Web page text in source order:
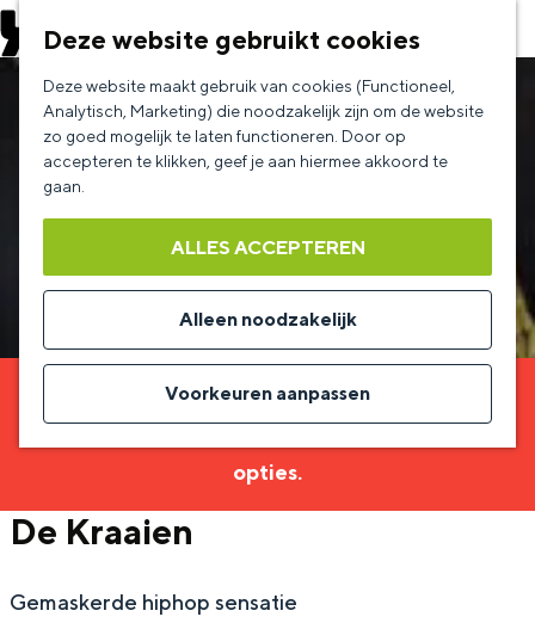
Deze website gebruikt cookies
Deze website maakt gebruik van cookies (Functioneel,
Analytisch, Marketing) die noodzakelijk zijn om de website
zo goed mogelijk te laten functioneren. Door op
accepteren te klikken, geef je aan hiermee akkoord te
gaan.
ALLES ACCEPTEREN
Alleen noodzakelijk
Voorkeuren aanpassen
g
Sorry, deze activiteit is niet meer beschikbaar.
opties.
De Kraaien
Gemaskerde hiphop sensatie